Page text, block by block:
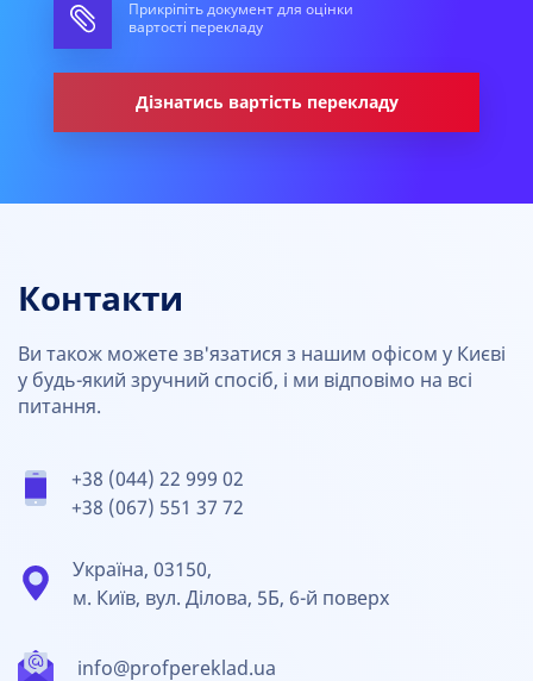
Прикріпіть документ для оцінки
вартості перекладу
Дізнатись вартість перекладу
Контакти
Ви також можете зв'язатися з нашим офісом у Києві
у будь-який зручний спосіб, і ми відповімо на всі
питання.
+38 (044) 22 999 02
+38 (067) 551 37 72
info@profpereklad.ua
Україна, 03150,
м. Київ, вул. Ділова, 5Б, 6-й поверх